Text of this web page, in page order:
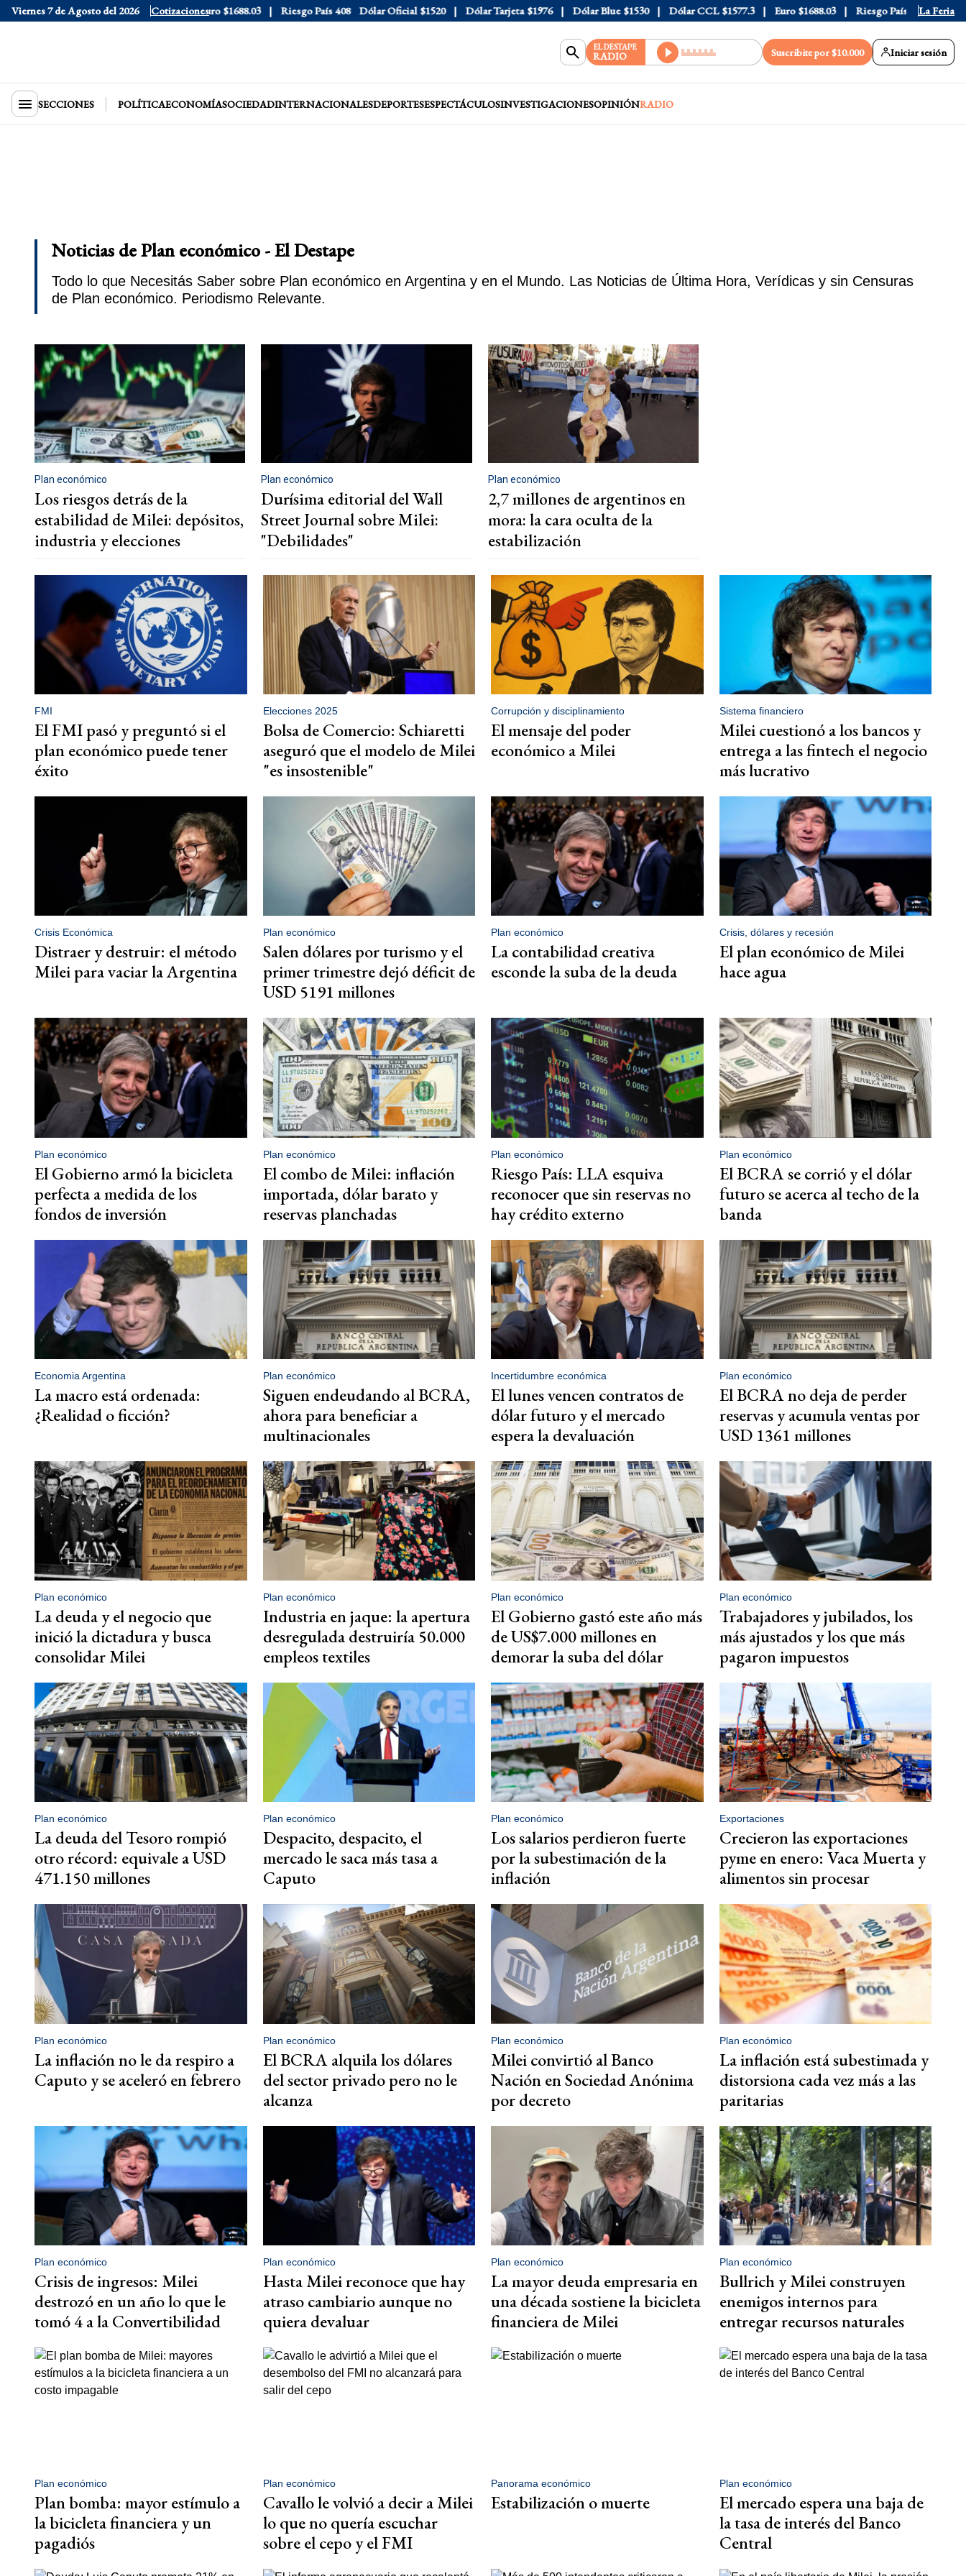
Viernes 7 de Agosto del 2026 Cotizaciones
$1530 Dólar CCL $1577.3 Euro $1688.03 Riesgo País 408 Dólar Oficial $1520 Dólar Tarjeta $1976 Dólar Blue $1530 Dólar CCL $1577.3 Euro $1688.03 Riesgo País 408 La Feria
EL DESTAPE
RADIO Suscribite por $10.000 Iniciar sesión
SECCIONES POLÍTICAECONOMÍASOCIEDADINTERNACIONALESDEPORTESESPECTÁCULOSINVESTIGACIONESOPINIÓNRADIO
Noticias de Plan económico - El Destape
Todo lo que Necesitás Saber sobre Plan económico en Argentina y en el Mundo. Las Noticias de Última Hora, Verídicas y sin Censuras
de Plan económico. Periodismo Relevante.
Plan económico
Los riesgos detrás de la
estabilidad de Milei: depósitos,
industria y elecciones
Plan económico
Durísima editorial del Wall
Street Journal sobre Milei:
"Debilidades"
Plan económico
2,7 millones de argentinos en
mora: la cara oculta de la
estabilización
FMI
El FMI pasó y preguntó si el
plan económico puede tener
éxito
Elecciones 2025
Bolsa de Comercio: Schiaretti
aseguró que el modelo de Milei
"es insostenible"
Corrupción y disciplinamiento
El mensaje del poder
económico a Milei
Sistema financiero
Milei cuestionó a los bancos y
entrega a las fintech el negocio
más lucrativo
Crisis Económica
Distraer y destruir: el método
Milei para vaciar la Argentina
Plan económico
Salen dólares por turismo y el
primer trimestre dejó déficit de
USD 5191 millones
Plan económico
La contabilidad creativa
esconde la suba de la deuda
Crisis, dólares y recesión
El plan económico de Milei
hace agua
Plan económico
El Gobierno armó la bicicleta
perfecta a medida de los
fondos de inversión
Plan económico
El combo de Milei: inflación
importada, dólar barato y
reservas planchadas
Plan económico
Riesgo País: LLA esquiva
reconocer que sin reservas no
hay crédito externo
Plan económico
El BCRA se corrió y el dólar
futuro se acerca al techo de la
banda
Economia Argentina
La macro está ordenada:
¿Realidad o ficción?
Plan económico
Siguen endeudando al BCRA,
ahora para beneficiar a
multinacionales
Incertidumbre económica
El lunes vencen contratos de
dólar futuro y el mercado
espera la devaluación
Plan económico
El BCRA no deja de perder
reservas y acumula ventas por
USD 1361 millones
Plan económico
La deuda y el negocio que
inició la dictadura y busca
consolidar Milei
Plan económico
Industria en jaque: la apertura
desregulada destruiría 50.000
empleos textiles
Plan económico
El Gobierno gastó este año más
de US$7.000 millones en
demorar la suba del dólar
Plan económico
Trabajadores y jubilados, los
más ajustados y los que más
pagaron impuestos
Plan económico
La deuda del Tesoro rompió
otro récord: equivale a USD
471.150 millones
Plan económico
Despacito, despacito, el
mercado le saca más tasa a
Caputo
Plan económico
Los salarios perdieron fuerte
por la subestimación de la
inflación
Exportaciones
Crecieron las exportaciones
pyme en enero: Vaca Muerta y
alimentos sin procesar
Plan económico
La inflación no le da respiro a
Caputo y se aceleró en febrero
Plan económico
El BCRA alquila los dólares
del sector privado pero no le
alcanza
Plan económico
Milei convirtió al Banco
Nación en Sociedad Anónima
por decreto
Plan económico
La inflación está subestimada y
distorsiona cada vez más a las
paritarias
Plan económico
Crisis de ingresos: Milei
destrozó en un año lo que le
tomó 4 a la Convertibilidad
Plan económico
Hasta Milei reconoce que hay
atraso cambiario aunque no
quiera devaluar
Plan económico
La mayor deuda empresaria en
una década sostiene la bicicleta
financiera de Milei
Plan económico
Bullrich y Milei construyen
enemigos internos para
entregar recursos naturales
Plan económico
Plan bomba: mayor estímulo a
la bicicleta financiera y un
pagadiós
Plan económico
Cavallo le volvió a decir a Milei
lo que no quería escuchar
sobre el cepo y el FMI
Panorama económico
Estabilización o muerte
Plan económico
El mercado espera una baja de
la tasa de interés del Banco
Central